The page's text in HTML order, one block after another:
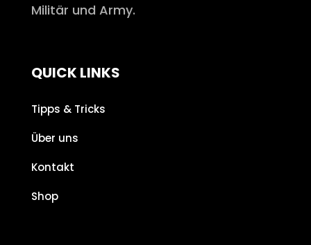
Militär und Army.
QUICK LINKS
Tipps & Tricks
Über uns
Kontakt
Shop